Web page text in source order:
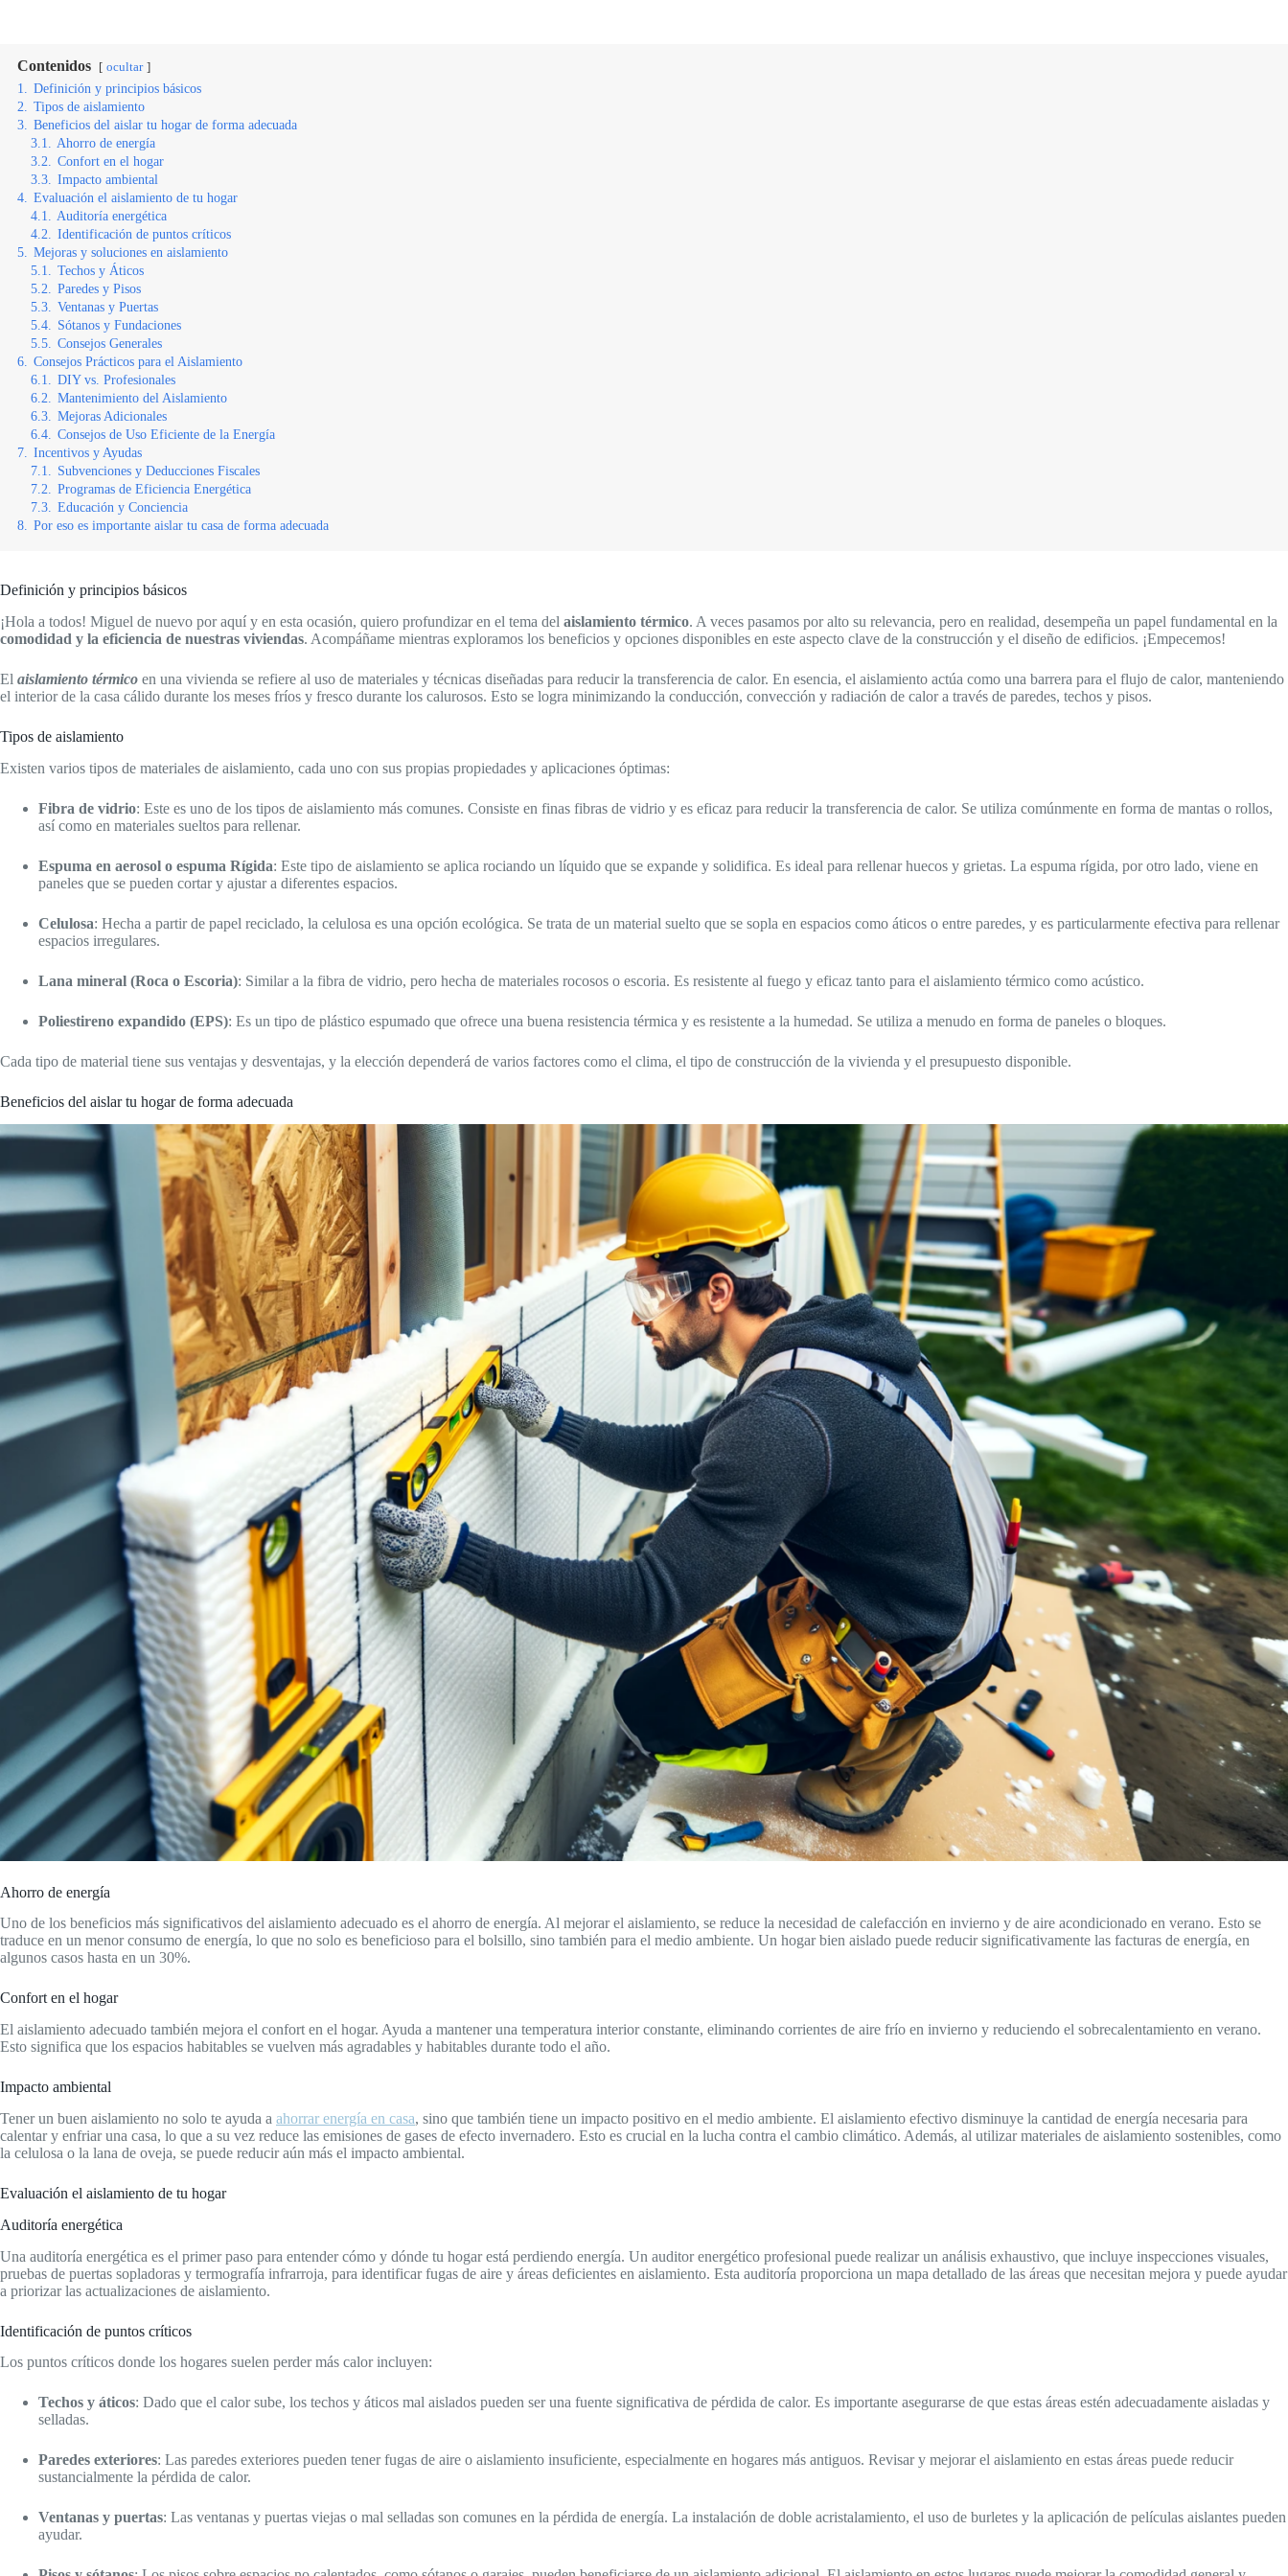
Contenidos ocultar
1.
Definición y principios básicos
2.
Tipos de aislamiento
3.
Beneficios del aislar tu hogar de forma adecuada
3.1.
Ahorro de energía
3.2.
Confort en el hogar
3.3.
Impacto ambiental
4.
Evaluación el aislamiento de tu hogar
4.1.
Auditoría energética
4.2.
Identificación de puntos críticos
5.
Mejoras y soluciones en aislamiento
5.1.
Techos y Áticos
5.2.
Paredes y Pisos
5.3.
Ventanas y Puertas
5.4.
Sótanos y Fundaciones
5.5.
Consejos Generales
6.
Consejos Prácticos para el Aislamiento
6.1.
DIY vs. Profesionales
6.2.
Mantenimiento del Aislamiento
6.3.
Mejoras Adicionales
6.4.
Consejos de Uso Eficiente de la Energía
7.
Incentivos y Ayudas
7.1.
Subvenciones y Deducciones Fiscales
7.2.
Programas de Eficiencia Energética
7.3.
Educación y Conciencia
8.
Por eso es importante aislar tu casa de forma adecuada
Definición y principios básicos
¡Hola a todos! Miguel de nuevo por aquí y en esta ocasión, quiero profundizar en el tema del aislamiento térmico. A veces pasamos por alto su relevancia, pero en realidad, desempeña un papel fundamental en la
comodidad y la eficiencia de nuestras viviendas. Acompáñame mientras exploramos los beneficios y opciones disponibles en este aspecto clave de la construcción y el diseño de edificios. ¡Empecemos!
El aislamiento térmico en una vivienda se refiere al uso de materiales y técnicas diseñadas para reducir la transferencia de calor. En esencia, el aislamiento actúa como una barrera para el flujo de calor, manteniendo
el interior de la casa cálido durante los meses fríos y fresco durante los calurosos. Esto se logra minimizando la conducción, convección y radiación de calor a través de paredes, techos y pisos.
Tipos de aislamiento
Existen varios tipos de materiales de aislamiento, cada uno con sus propias propiedades y aplicaciones óptimas:
Fibra de vidrio: Este es uno de los tipos de aislamiento más comunes. Consiste en finas fibras de vidrio y es eficaz para reducir la transferencia de calor. Se utiliza comúnmente en forma de mantas o rollos,
así como en materiales sueltos para rellenar.
Espuma en aerosol o espuma Rígida: Este tipo de aislamiento se aplica rociando un líquido que se expande y solidifica. Es ideal para rellenar huecos y grietas. La espuma rígida, por otro lado, viene en
paneles que se pueden cortar y ajustar a diferentes espacios.
Celulosa: Hecha a partir de papel reciclado, la celulosa es una opción ecológica. Se trata de un material suelto que se sopla en espacios como áticos o entre paredes, y es particularmente efectiva para rellenar
espacios irregulares.
Lana mineral (Roca o Escoria): Similar a la fibra de vidrio, pero hecha de materiales rocosos o escoria. Es resistente al fuego y eficaz tanto para el aislamiento térmico como acústico.
Poliestireno expandido (EPS): Es un tipo de plástico espumado que ofrece una buena resistencia térmica y es resistente a la humedad. Se utiliza a menudo en forma de paneles o bloques.
Cada tipo de material tiene sus ventajas y desventajas, y la elección dependerá de varios factores como el clima, el tipo de construcción de la vivienda y el presupuesto disponible.
Beneficios del aislar tu hogar de forma adecuada
Ahorro de energía
Uno de los beneficios más significativos del aislamiento adecuado es el ahorro de energía. Al mejorar el aislamiento, se reduce la necesidad de calefacción en invierno y de aire acondicionado en verano. Esto se
traduce en un menor consumo de energía, lo que no solo es beneficioso para el bolsillo, sino también para el medio ambiente. Un hogar bien aislado puede reducir significativamente las facturas de energía, en
algunos casos hasta en un 30%.
Confort en el hogar
El aislamiento adecuado también mejora el confort en el hogar. Ayuda a mantener una temperatura interior constante, eliminando corrientes de aire frío en invierno y reduciendo el sobrecalentamiento en verano.
Esto significa que los espacios habitables se vuelven más agradables y habitables durante todo el año.
Impacto ambiental
Tener un buen aislamiento no solo te ayuda a ahorrar energía en casa, sino que también tiene un impacto positivo en el medio ambiente. El aislamiento efectivo disminuye la cantidad de energía necesaria para
calentar y enfriar una casa, lo que a su vez reduce las emisiones de gases de efecto invernadero. Esto es crucial en la lucha contra el cambio climático. Además, al utilizar materiales de aislamiento sostenibles, como
la celulosa o la lana de oveja, se puede reducir aún más el impacto ambiental.
Evaluación el aislamiento de tu hogar
Auditoría energética
Una auditoría energética es el primer paso para entender cómo y dónde tu hogar está perdiendo energía. Un auditor energético profesional puede realizar un análisis exhaustivo, que incluye inspecciones visuales,
pruebas de puertas sopladoras y termografía infrarroja, para identificar fugas de aire y áreas deficientes en aislamiento. Esta auditoría proporciona un mapa detallado de las áreas que necesitan mejora y puede ayudar
a priorizar las actualizaciones de aislamiento.
Identificación de puntos críticos
Los puntos críticos donde los hogares suelen perder más calor incluyen:
Techos y áticos: Dado que el calor sube, los techos y áticos mal aislados pueden ser una fuente significativa de pérdida de calor. Es importante asegurarse de que estas áreas estén adecuadamente aisladas y
selladas.
Paredes exteriores: Las paredes exteriores pueden tener fugas de aire o aislamiento insuficiente, especialmente en hogares más antiguos. Revisar y mejorar el aislamiento en estas áreas puede reducir
sustancialmente la pérdida de calor.
Ventanas y puertas: Las ventanas y puertas viejas o mal selladas son comunes en la pérdida de energía. La instalación de doble acristalamiento, el uso de burletes y la aplicación de películas aislantes pueden
ayudar.